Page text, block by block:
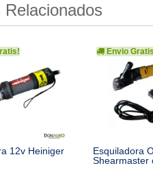
Relacionados
12v Heiniger
Envio
Esquiladora
Shearmaster